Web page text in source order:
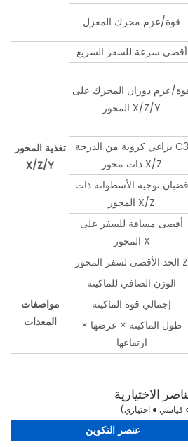
قوة/عزم محرك المغزل
تغذية المحور
X/Z/Y
أقصى سرعة للسفر السريع
عزم دوران المحرك على
المحور X/Z/Y
براغي كروية من الدرجة C3
ذات محور X/Z
قضبان توجيه الأسطوانة ذات
المحور X/Z
أقصى مسافة للسفر على
المحور X
الحد الأقصى لسفر المحور Z
مواصفات
المعدات
الوزن الصافي للماكينة
إجمالي قوة الماكينة
طول الماكينة × عرضها ×
ارتفاعها
الاختيارية
○)
عنصر التكوين